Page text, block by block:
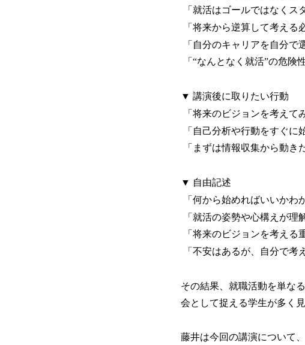
「就活はゴールではなくス
「将来から逆算して考える
「自分のキャリアを自分で
「“なんとなく就活”の危険
▼ 講演後に取りたい行動
「将来のビジョンを考えて
「自己分析や行動をすぐに
「まずは情報収集から動き
▼ 自由記述
「何から始めればいいかわ
「就活の姿勢や心構えが理
「将来のビジョンを考える
「不安はあるが、自分で考
その結果、就職活動を単な
会として捉える学生が多く見
藤井は今回の講演について